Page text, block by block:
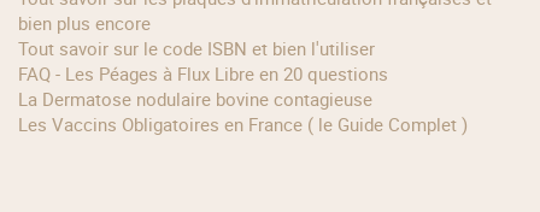
bien plus encore
Tout savoir sur le code ISBN et bien l'utiliser
FAQ - Les Péages à Flux Libre en 20 questions
La Dermatose nodulaire bovine contagieuse
Les Vaccins Obligatoires en France ( le Guide Complet )